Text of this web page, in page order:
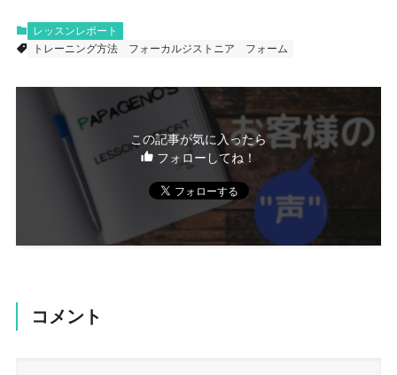
レッスンレポート
トレーニング方法
フォーカルジストニア フォーム
この記事が気に入ったら
フォローしてね！
コメント